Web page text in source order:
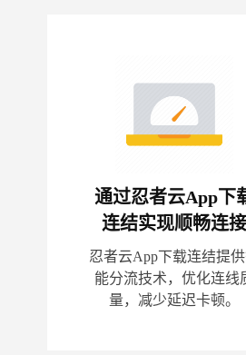
通过忍者云App下
连结实现顺畅连接
忍者云App下载连结提
能分流技术，优化连线
量，减少延迟卡顿。